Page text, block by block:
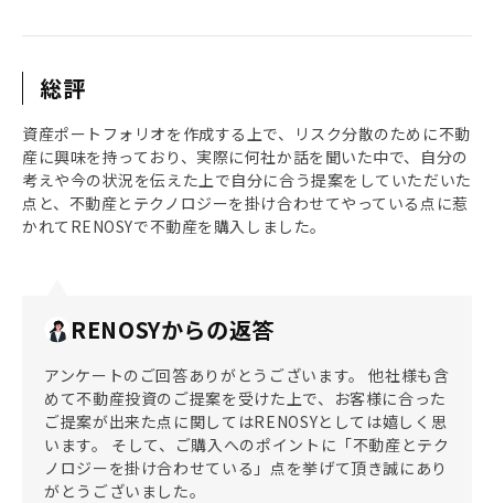
総評
資産ポートフォリオを作成する上で、リスク分散のために不動
産に興味を持っており、実際に何社か話を聞いた中で、自分の
考えや今の状況を伝えた上で自分に合う提案をしていただいた
点と、不動産とテクノロジーを掛け合わせてやっている点に惹
かれてRENOSYで不動産を購入しました。
RENOSYからの返答
アンケートのご回答ありがとうございます。 他社様も含
めて不動産投資のご提案を受けた上で、お客様に合った
ご提案が出来た点に関してはRENOSYとしては嬉しく思
います。 そして、ご購入へのポイントに「不動産とテク
ノロジーを掛け合わせている」点を挙げて頂き誠にあり
がとうございました。